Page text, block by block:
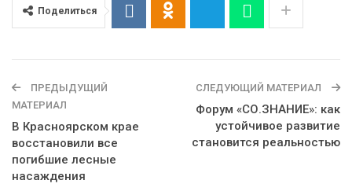
Поделиться
ПРЕДЫДУЩИЙ
МАТЕРИАЛ
В Красноярском крае
восстановили все
погибшие лесные
насаждения
СЛЕДУЮЩИЙ МАТЕРИАЛ
Форум «СО.ЗНАНИЕ»: как
устойчивое развитие
становится реальностью